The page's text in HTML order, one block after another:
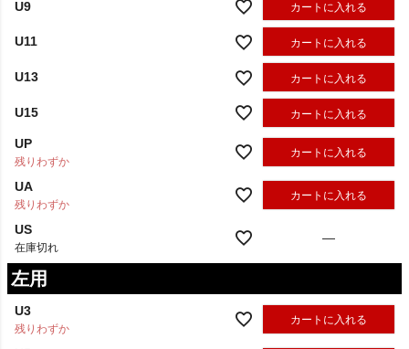
U9 カートに入れる
U11 カートに入れる
U13 カートに入れる
U15 カートに入れる
UP
残りわずか
カートに入れる
UA
残りわずか
カートに入れる
US
在庫切れ
—
左用
U3
残りわずか
カートに入れる